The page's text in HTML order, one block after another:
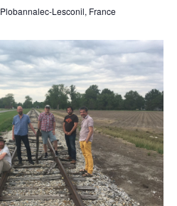
Plobannalec-Lesconil, France